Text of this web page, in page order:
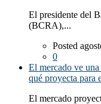
El presidente del
(BCRA),...
Posted
0
El mercado ve
qué proyecta para
El mercado